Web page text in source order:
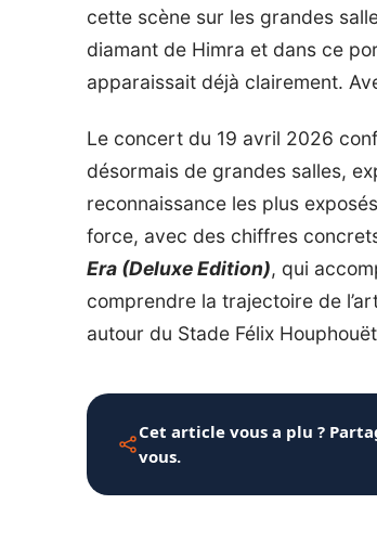
cette scène sur les grandes
diamant de Himra et dans ce
apparaissait déjà clairement.
Le concert du 19 avril 2026
désormais de grandes salles,
reconnaissance les plus
force, avec des chiffres
Era (Deluxe Edition), qui
comprendre la trajectoire de
autour du Stade Félix
Cet article vous a plu ?
vous.